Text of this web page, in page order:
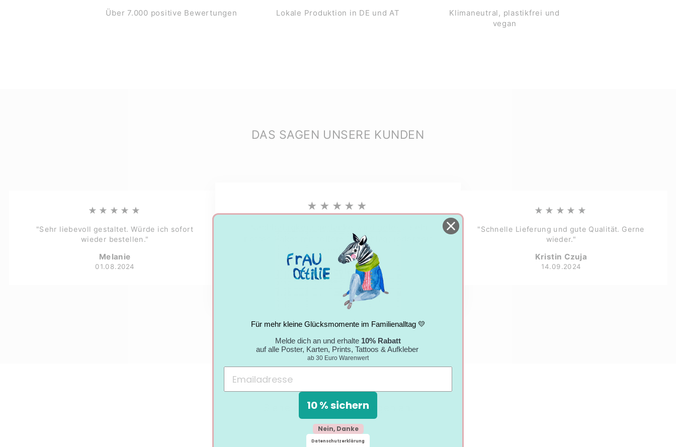
Über 7.000 positive Bewertungen Lokale Produktion in DE und AT
Klimaneutral, plastikfrei und
vegan
DAS SAGEN UNSERE KUNDEN
★★★★★
"Sehr liebevoll gestaltet. Würde ich sofort
wieder bestellen."
Melanie
01.08.2024
★★★★★
nettes Paket mit tollem Umschlag; jederzeit
wieder."
Nicole
05.09.2024
★★★★★
"Schnelle Lieferung und gute Qualität. Gerne
wieder."
Kristin Czuja
14.09.2024
Siehe dir alle Bewertungen an.
Für mehr kleine Glücksmomente im Familienalltag 💛
Melde dich an und erhalte 10% Rabatt
auf alle Poster, Karten, Prints, Tattoos & Aufkleber
ab 30 Euro Warenwert
10 % sichern
Nein, Danke
Datenschutzerklärung